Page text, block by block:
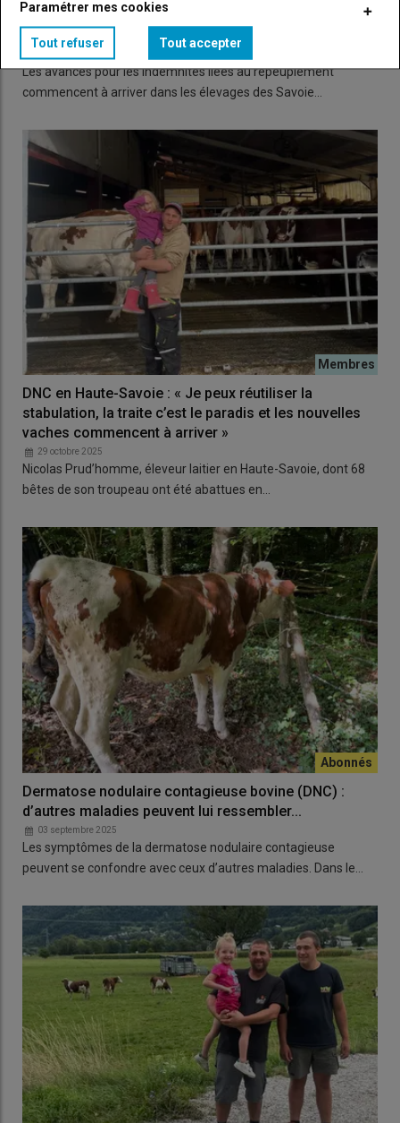
DNC : les indemnisations pour perte d'exploitation
arrivent sur les élevages des Savoie
Les avances pour les indemnités liées au repeuplement
commencent à arriver dans les élevages des Savoie…
DNC en Haute-Savoie : « Je peux réutiliser la
stabulation, la traite c’est le paradis et les nouvelles
vaches commencent à arriver »
29 octobre 2025
Nicolas Prud’homme, éleveur laitier en Haute-Savoie, dont 68
bêtes de son troupeau ont été abattues en…
Dermatose nodulaire contagieuse bovine (DNC) :
d’autres maladies peuvent lui ressembler...
03 septembre 2025
Les symptômes de la dermatose nodulaire contagieuse
peuvent se confondre avec ceux d’autres maladies. Dans le…
Paramétrer mes cookies
Tout refuser Tout accepter